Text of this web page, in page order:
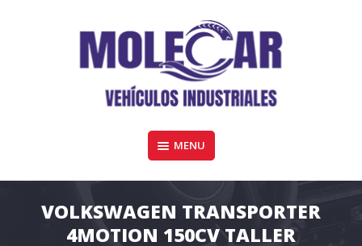
MOLECAR VEHÍCULOS COMERCIALES
Furgonetas y vehiculos industriales de todas las marcas en Córdoba
MENU
VOLKSWAGEN TRANSPORTER
4MOTION 150CV TALLER